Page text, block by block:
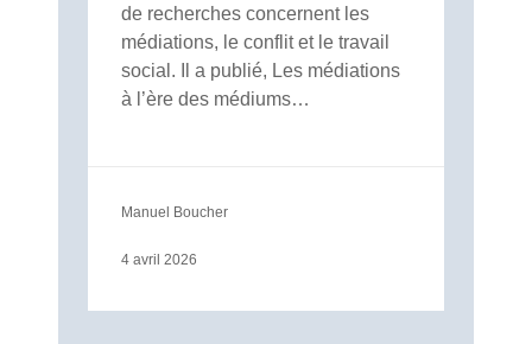
de recherches concernent les
médiations, le conflit et le travail
social. Il a publié, Les médiations
à l’ère des médiums…
Manuel Boucher
4 avril 2026